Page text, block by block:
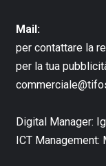
Mail:
per contattare la
per la tua
Digital Manager:
ICT Management: